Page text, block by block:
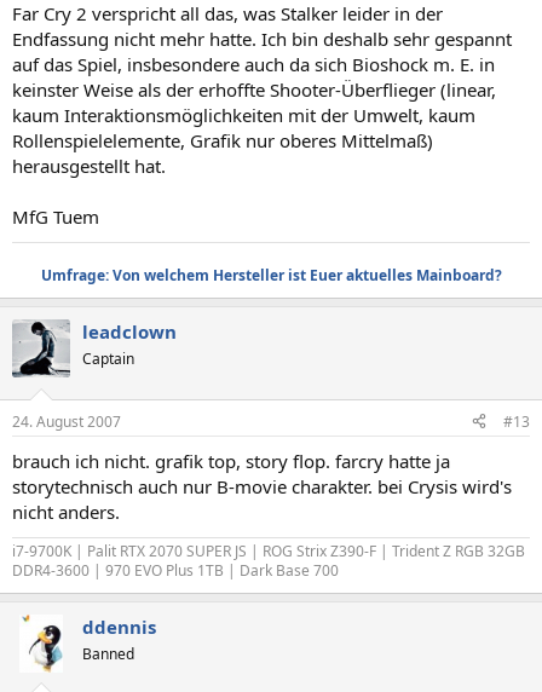
Far Cry 2 verspricht all das, was Stalker leider in der
Endfassung nicht mehr hatte. Ich bin deshalb sehr gespannt
auf das Spiel, insbesondere auch da sich Bioshock m. E. in
keinster Weise als der erhoffte Shooter-Überflieger (linear,
kaum Interaktionsmöglichkeiten mit der Umwelt, kaum
Rollenspielelemente, Grafik nur oberes Mittelmaß)
herausgestellt hat.
MfG Tuem
Umfrage: Von welchem Hersteller ist Euer aktuelles Mainboard?
leadclown
Captain
24. August 2007 #13
brauch ich nicht. grafik top, story flop. farcry hatte ja
storytechnisch auch nur B-movie charakter. bei Crysis wird's
nicht anders.
i7-9700K | Palit RTX 2070 SUPER JS | ROG Strix Z390-F | Trident Z RGB 32GB
DDR4-3600 | 970 EVO Plus 1TB | Dark Base 700
ddennis
Banned